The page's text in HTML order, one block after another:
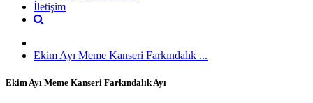
İletişim
Ekim Ayı Meme Kanseri Farkındalık ...
Ekim Ayı Meme Kanseri Farkındalık Ayı